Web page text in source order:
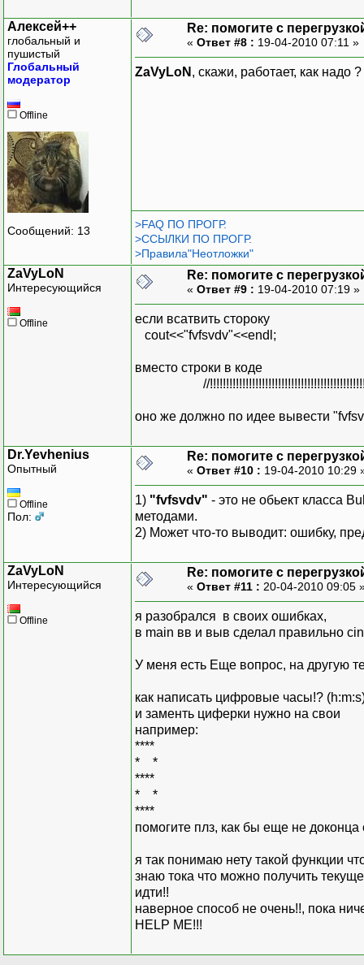
case
return 0;
}
Алексей++
глобальный и
пушистый
Глобальный
модератор
Offline
Сообщений: 13
Re: помогите с
« Ответ #8 : 19-04-2010 07:11 »
ZaVyLoN , скажи, работает, как надо
>FAQ ПО ПРОГР.
>ССЫЛКИ ПО ПРОГР.
>Правила"Неотложки"
ZaVyLoN
Интересующийся
Offline
Re: помогите с
« Ответ #9 : 19-04-2010 07:19 »
если всатвить стороку
сout<<"fvfsvdv"<<endl;
вместо строки в коде
//
оно же должно по идее вывести
Dr.Yevhenius
Опытный
Offline
Пол:
Re: помогите с
« Ответ #10 : 19-04-2010 10:29
1) "fvfsvdv" - это не обьект класса
методами.
2) Может что-то выводит: ошибку,
ZaVyLoN
Интересующийся
Offline
Re: помогите с
« Ответ #11 : 20-04-2010 09:05
я разобрался в своих ошибках,
в main вв и выв сделал правильно
У меня есть Еще вопрос, на другую
как написать цифровые часы!?
и заменть циферки нужно на свои
например:
****
* *
****
* *
****
помогите плз, как бы еще не доконца
я так понимаю нету такой функции
знаю тока что можно получить
идти!!
наверное способ не очень!!, пока
HELP ME!!!